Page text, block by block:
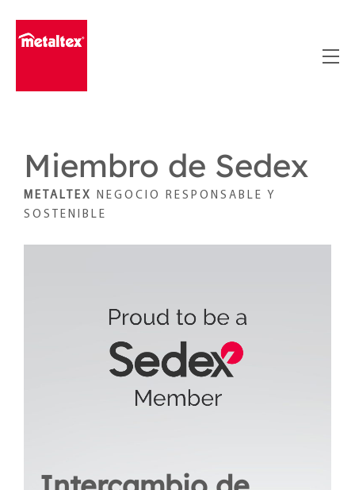
Miembro de Sedex
METALTEX NEGOCIO RESPONSABLE Y
SOSTENIBLE